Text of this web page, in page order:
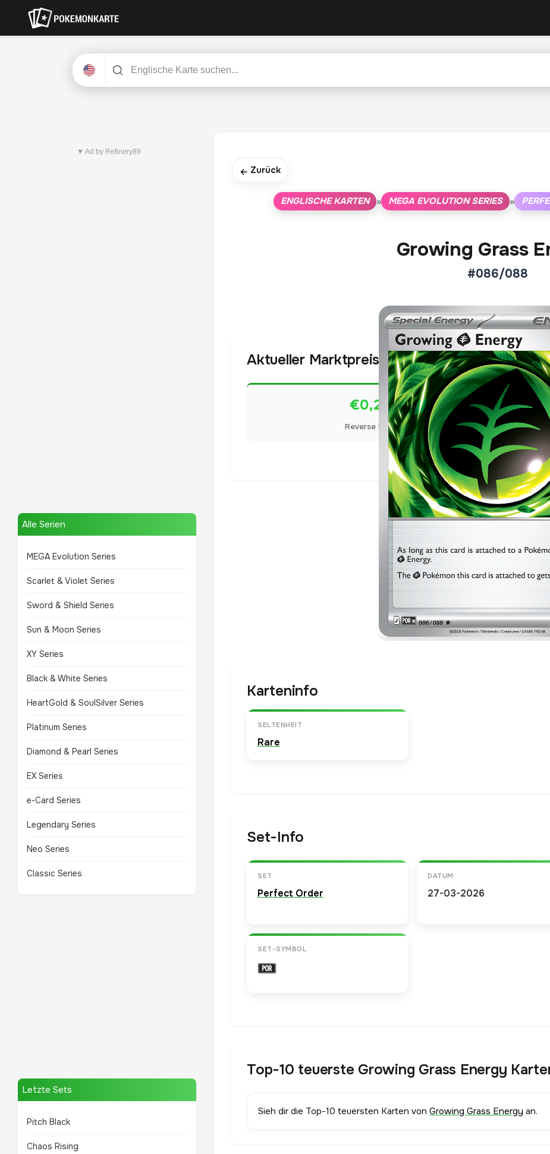
▼ Ad by Refinery89
Alle Serien
MEGA Evolution Series
Scarlet & Violet Series
Sword & Shield Series
Sun & Moon Series
XY Series
Black & White Series
HeartGold & SoulSilver Series
Platinum Series
Diamond & Pearl Series
EX Series
e-Card Series
Legendary Series
Neo Series
Classic Series
Letzte Sets
Pitch Black
Chaos Rising
← Zurück
ENGLISCHE KARTEN » MEGA EVOLUTION SERIES »
Growing Grass
#086/088
Aktueller Marktpreis
€0,25
Reverse Holo
Preise werden täglich
Karteninfo
SELTENHEIT
Rare
Set-Info
SET
Perfect Order
DATUM
27-03-2026
SET-SYMBOL
Top-10 teuerste Growing Grass Energy
Sieh dir die Top-10 teuersten Karten von Growing Grass Energy an.